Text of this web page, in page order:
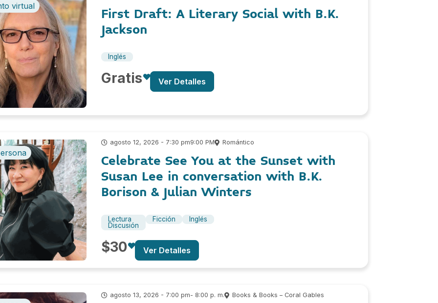
virtual
First Draft: A Literary Social with B.K.
Jackson
Inglés
Gratis Ver Detalles
agosto 12, 2026 - 7:30 pm9:00 PM Romántico
Celebrate See You at the Sunset with
Susan Lee in conversation with B.K.
Borison & Julian Winters
Lectura
Discusión
Ficción Inglés
$30 Ver Detalles
agosto 13, 2026 - 7:00 pm- 8:00 p. m. Books & Books – Coral Gables